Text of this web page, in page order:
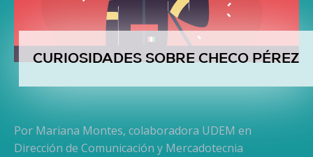
CURIOSIDADES SOBRE CHECO PÉREZ
Por Mariana Montes, colaboradora UDEM en
Dirección de Comunicación y Mercadotecnia